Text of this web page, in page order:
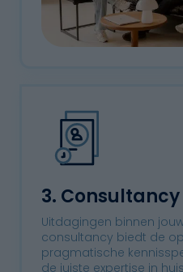
3. Consultancy
Uitdagingen binnen
consultancy biedt de
pragmatische
de juiste expertise in